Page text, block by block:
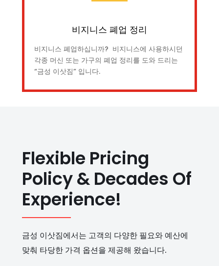
비지니스 폐업 정리
비지니스 폐업하십니까? 비지니스에 사용하시던
각종 머신 또는 가구의 폐업 정리를 도와 드리는
“금성 이삿짐” 입니다.
Flexible Pricing
Policy & Decades Of
Experience!
금성 이삿짐에서는 고객의 다양한 필요와 예산에
맞춰 타당한 가격 옵션을 제공해 왔습니다.